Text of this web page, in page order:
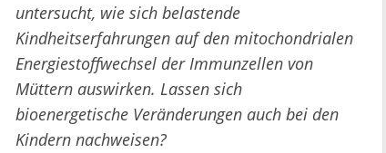
untersucht, wie sich belastende
Kindheitserfahrungen auf den mitochondrialen
Energiestoffwechsel der Immunzellen von
Müttern auswirken. Lassen sich
bioenergetische Veränderungen auch bei den
Kindern nachweisen?